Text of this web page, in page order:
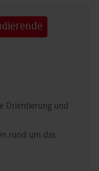
Orientierung und
rund um das